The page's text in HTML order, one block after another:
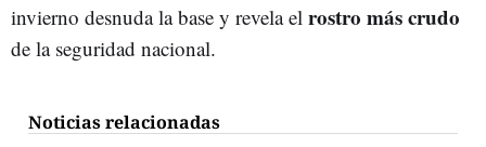
invierno desnuda la base y revela el rostro más crudo
de la seguridad nacional.
Noticias relacionadas